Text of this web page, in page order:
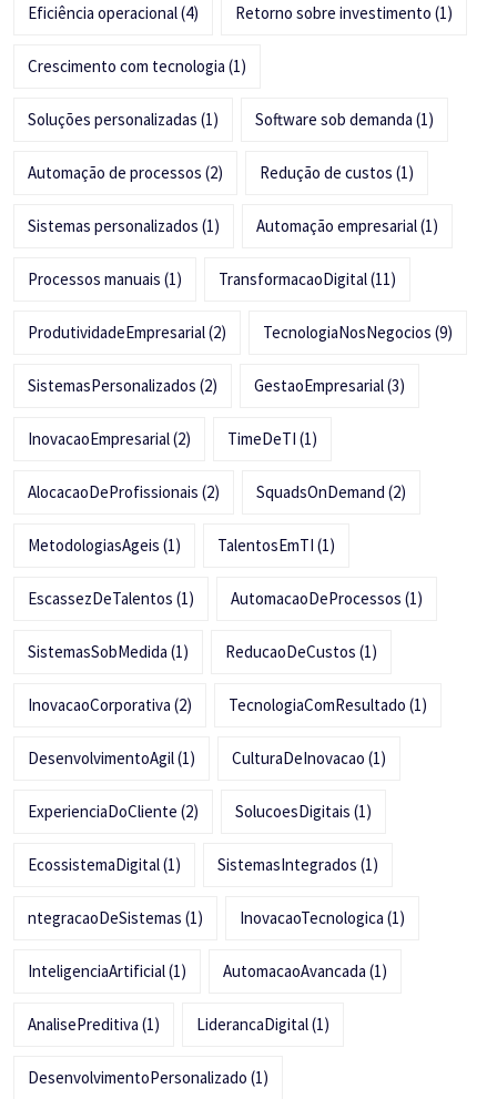
Eficiência operacional(4) Retorno sobre investimento (1)
Crescimento com tecnologia (1)
Soluções personalizadas (1) Software sob demanda (1)
Automação de processos (2) Redução de custos (1)
Sistemas personalizados (1) Automação empresarial(1)
Processos manuais (1) TransformacaoDigital(11)
ProdutividadeEmpresarial(2) TecnologiaNosNegocios (9)
SistemasPersonalizados (2) GestaoEmpresarial(3)
InovacaoEmpresarial(2) TimeDeTI (1)
AlocacaoDeProfissionais (2) SquadsOnDemand (2)
MetodologiasAgeis (1) TalentosEmTI (1)
EscassezDeTalentos (1) AutomacaoDeProcessos (1)
SistemasSobMedida (1) ReducaoDeCustos (1)
InovacaoCorporativa (2) TecnologiaComResultado (1)
DesenvolvimentoAgil(1) CulturaDeInovacao (1)
ExperienciaDoCliente (2) SolucoesDigitais (1)
EcossistemaDigital(1) SistemasIntegrados (1)
ntegracaoDeSistemas (1) InovacaoTecnologica (1)
InteligenciaArtificial(1) AutomacaoAvancada (1)
AnalisePreditiva (1) LiderancaDigital(1)
DesenvolvimentoPersonalizado (1)